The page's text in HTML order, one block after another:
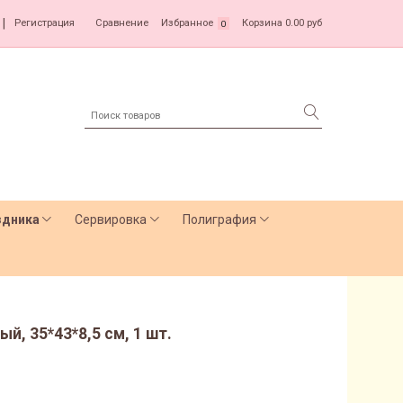
Регистрация Сравнение Избранное 0 Корзина 0.00 руб
Сервировка Полиграфия
35*43*8,5 см, 1 шт.